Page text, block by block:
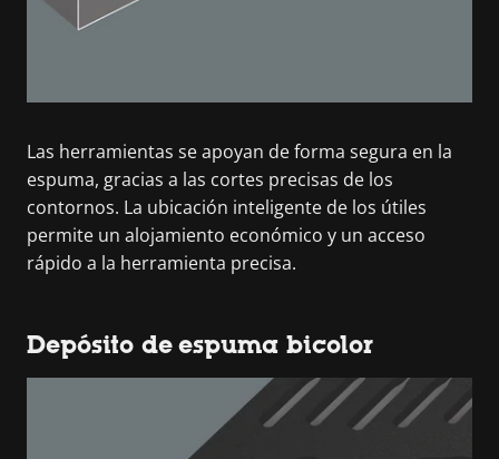
Las herramientas se apoyan de forma segura en la
espuma, gracias a las cortes precisas de los
contornos. La ubicación inteligente de los útiles
permite un alojamiento económico y un acceso
rápido a la herramienta precisa.
Depósito de espuma bicolor